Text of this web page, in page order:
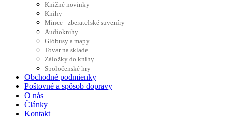
Knižné novinky
Knihy
Mince - zberateľské suveníry
Audioknihy
Glóbusy a mapy
Tovar na sklade
Záložky do knihy
Spoločenské hry
Obchodné podmienky
Poštovné a spôsob dopravy
O nás
Články
Kontakt